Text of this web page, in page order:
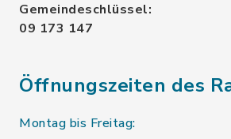
Gemeindeschlüssel:
09 173 147
Öffnungszeiten des
Montag bis Freitag: